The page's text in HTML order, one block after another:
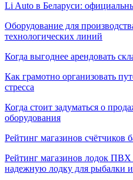
Li Auto в Беларуси:
Оборудование для
технологических линий
Когда выгоднее арендовать
Как грамотно организовать
стресса
Когда стоит задуматься о
оборудования
Рейтинг магазинов счётчиков
Рейтинг магазинов лодок
надежную лодку для рыбалки